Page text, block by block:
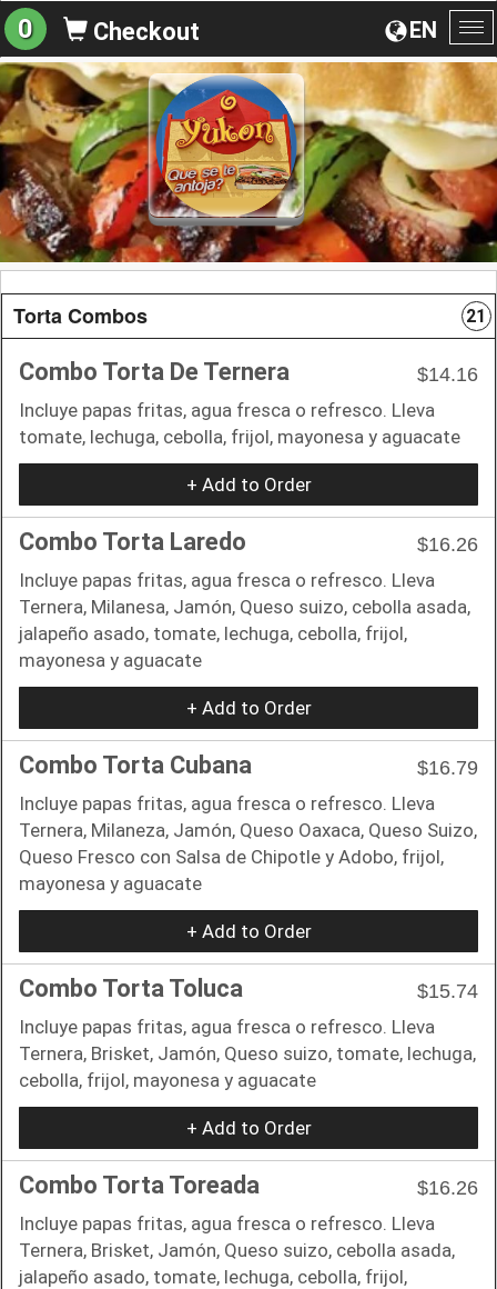
EN
0 Checkout
Torta Combos 21
Combo Torta De Ternera
$14.16
Incluye papas fritas, agua fresca o refresco. Lleva
tomate, lechuga, cebolla, frijol, mayonesa y aguacate
+ Add to Order
Combo Torta Laredo
$16.26
Incluye papas fritas, agua fresca o refresco. Lleva
Ternera, Milanesa, Jamón, Queso suizo, cebolla asada,
jalapeño asado, tomate, lechuga, cebolla, frijol,
mayonesa y aguacate
+ Add to Order
Combo Torta Cubana
$16.79
Incluye papas fritas, agua fresca o refresco. Lleva
Ternera, Milaneza, Jamón, Queso Oaxaca, Queso Suizo,
Queso Fresco con Salsa de Chipotle y Adobo, frijol,
mayonesa y aguacate
+ Add to Order
Combo Torta Toluca
$15.74
Incluye papas fritas, agua fresca o refresco. Lleva
Ternera, Brisket, Jamón, Queso suizo, tomate, lechuga,
cebolla, frijol, mayonesa y aguacate
+ Add to Order
Combo Torta Toreada
$16.26
Incluye papas fritas, agua fresca o refresco. Lleva
Ternera, Brisket, Jamón, Queso suizo, cebolla asada,
jalapeño asado, tomate, lechuga, cebolla, frijol,